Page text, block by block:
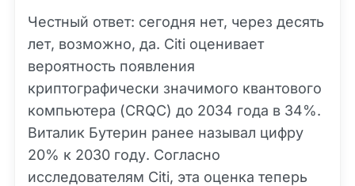
Честный ответ: сегодня нет, через десять
лет, возможно, да. Citi оценивает
вероятность появления
криптографически значимого квантового
компьютера (CRQC) до 2034 года в 34%.
Виталик Бутерин ранее называл цифру
20% к 2030 году. Согласно
исследователям Citi, эта оценка теперь